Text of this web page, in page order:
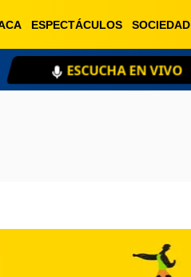
ESPECTÁCULOS SOCIEDAD
ESCUCHA EN VIVO